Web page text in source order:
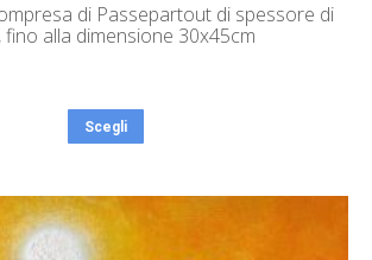
di Passepartout di spessore di
fino alla dimensione 30x45cm
Scegli